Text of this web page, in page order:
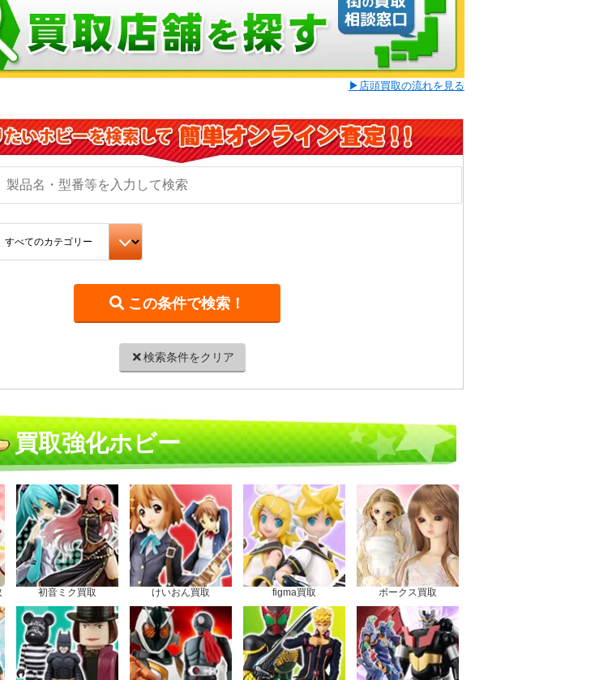
▶店頭買取の流れを見る
検索条件をクリア
買取強化ホビー
初音ミク買取 けいおん買取 figma買取 ボークス買取